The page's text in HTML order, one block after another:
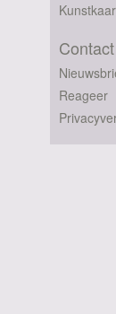
Contact
Reageer